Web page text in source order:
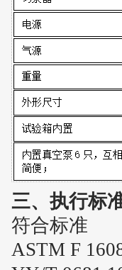
三、执行标
符合标准
ASTM F